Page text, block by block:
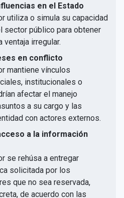
en el Estado
utiliza o simula su capacidad
sector público para obtener
ventaja irregular.
en conflicto
mantiene vínculos
institucionales o
afectar el manejo
a su cargo y las
con actores externos.
a la información
se rehúsa a entregar
solicitada por los
que no sea reservada,
de acuerdo con las